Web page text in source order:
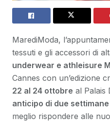
MarediModa,
tessuti e gli accessori di
underwear e athleisure
Cannes con un’edizione
22 al 24 ottobre al Palais
anticipo di due settimane
meglio rispondere alle